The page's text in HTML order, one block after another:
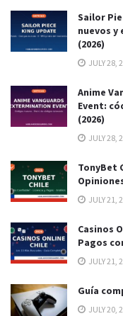
Sailor
nuevos y
(2026)
JULY 28,
Anime
Event:
(2026)
JULY 28,
TonyBet
JULY 21,
Casinos
Pagos
JULY 21,
Guía
JULY 20,